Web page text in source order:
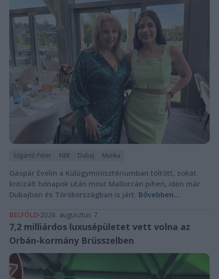
Szijjártó Péter NER Dubaj Munka
Gáspár Evelin a Külügyminisztériumban töltött, sokat
kritizált hónapok után most Mallorcán pihen, idén már
Dubajban és Törökországban is járt. Bővebben...
BELFÖLD 2026. augusztus 7.
7,2 milliárdos luxusépületet vett volna az
Orbán-kormány Brüsszelben